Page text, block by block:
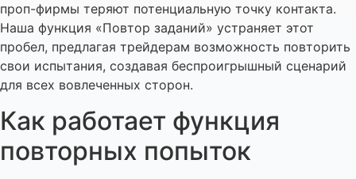
проп-фирмы теряют потенциальную точку контакта.
Наша функция «Повтор заданий» устраняет этот
пробел, предлагая трейдерам возможность повторить
свои испытания, создавая беспроигрышный сценарий
для всех вовлеченных сторон.
Как работает функция
повторных попыток